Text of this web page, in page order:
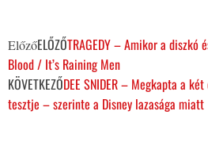
ElőzőELŐZŐTRAGEDY – Amikor a
Blood / It’s Raining Men
KÖVETKEZŐDEE SNIDER – Megkapta a
tesztje – szerinte a Disney lazasága miatt